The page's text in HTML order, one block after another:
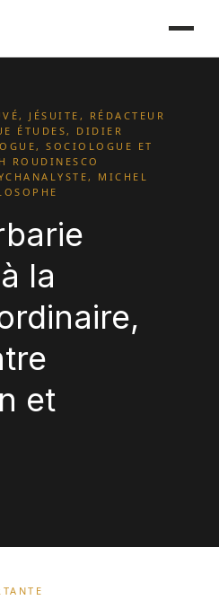
JÉSUITE, RÉDACTEUR
ÉTUDES, DIDIER
SOCIOLOGUE ET
ROUDINESCO
MICHEL
la
et